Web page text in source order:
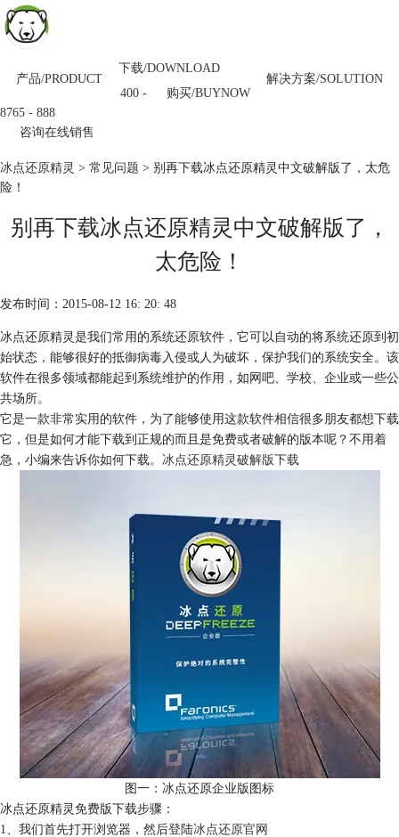
产品/PRODUCT 解决方案/SOLUTION
下载/DOWNLOAD
购买/BUYNOW
400 -
8765 - 888
咨询在线销售
冰点还原精灵 > 常见问题 > 别再下载冰点还原精灵中文破解版了，太危
险！
别再下载冰点还原精灵中文破解版了，
太危险！
发布时间：2015-08-12 16: 20: 48
冰点还原精灵是我们常用的系统还原软件，它可以自动的将系统还原到初
始状态，能够很好的抵御病毒入侵或人为破坏，保护我们的系统安全。该
软件在很多领域都能起到系统维护的作用，如网吧、学校、企业或一些公
共场所。
它是一款非常实用的软件，为了能够使用这款软件相信很多朋友都想下载
它，但是如何才能下载到正规的而且是免费或者破解的版本呢？不用着
急，小编来告诉你如何下载。 冰点还原精灵破解版下载
图一：冰点还原企业版图标
冰点还原精灵免费版下载步骤：
1、我们首先打开浏览器，然后登陆冰点还原官网